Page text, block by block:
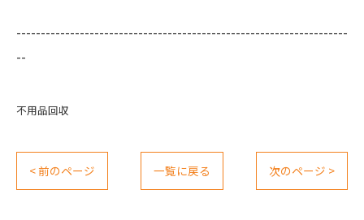
--------------------------------------------------------------------
--
不用品回収
< 前のページ 一覧に戻る 次のページ >